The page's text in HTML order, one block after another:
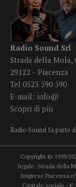
Radio Sound Srl
Strada della Mola,
29122 – Piacenza
Tel 0523 590 590
E-mail: info@
Scopri di più
Radio Sound fa parte
Copyright © 1999/
legale: Strada della
Imprese Piacenza
Capitale sociale - €